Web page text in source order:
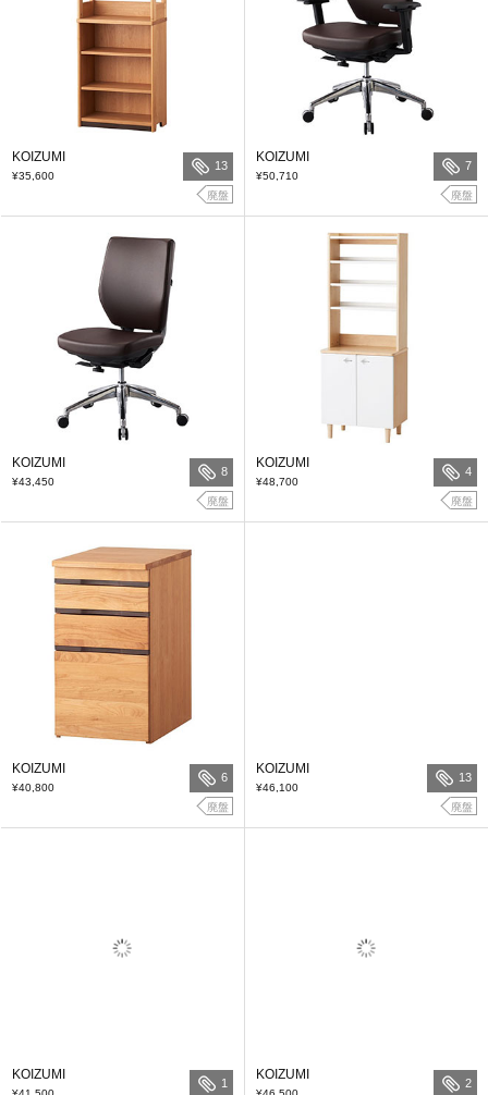
KOIZUMI
¥35,600
13
廃盤
KOIZUMI
¥50,710
7
廃盤
KOIZUMI
¥43,450
8
廃盤
KOIZUMI
¥48,700
4
廃盤
KOIZUMI
¥40,800
6
廃盤
KOIZUMI
¥46,100
13
廃盤
KOIZUMI
1
KOIZUMI
2